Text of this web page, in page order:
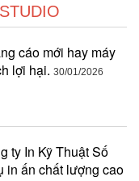
cáo mới hay máy
lợi hại. 30/01/2026
ty In Kỹ Thuật Số
in ấn chất lượng cao